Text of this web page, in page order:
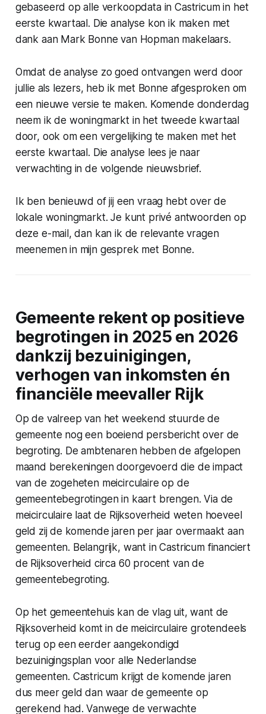
gebaseerd op alle verkoopdata in Castricum in het
eerste kwartaal. Die analyse kon ik maken met
dank aan Mark Bonne van Hopman makelaars.
Omdat de analyse zo goed ontvangen werd door
jullie als lezers, heb ik met Bonne afgesproken om
een nieuwe versie te maken. Komende donderdag
neem ik de woningmarkt in het tweede kwartaal
door, ook om een vergelijking te maken met het
eerste kwartaal. Die analyse lees je naar
verwachting in de volgende nieuwsbrief.
Ik ben benieuwd of jij een vraag hebt over de
lokale woningmarkt. Je kunt privé antwoorden op
deze e-mail, dan kan ik de relevante vragen
meenemen in mijn gesprek met Bonne.
Gemeente rekent op positieve
begrotingen in 2025 en 2026
dankzij bezuinigingen,
verhogen van inkomsten én
financiële meevaller Rijk
Op de valreep van het weekend stuurde de
gemeente nog een boeiend persbericht over de
begroting. De ambtenaren hebben de afgelopen
maand berekeningen doorgevoerd die de impact
van de zogeheten meicirculaire op de
gemeentebegrotingen in kaart brengen. Via de
meicirculaire laat de Rijksoverheid weten hoeveel
geld zij de komende jaren per jaar overmaakt aan
gemeenten. Belangrijk, want in Castricum financiert
de Rijksoverheid circa 60 procent van de
gemeentebegroting.
Op het gemeentehuis kan de vlag uit, want de
Rijksoverheid komt in de meicirculaire grotendeels
terug op een eerder aangekondigd
bezuinigingsplan voor alle Nederlandse
gemeenten. Castricum krijgt de komende jaren
dus meer geld dan waar de gemeente op
gerekend had. Vanwege de verwachte